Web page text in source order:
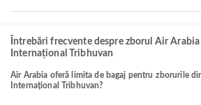
Întrebări frecvente despre zborul Air Arabia
Internațional Tribhuvan
Air Arabia oferă limita de bagaj pentru zborurile
Internațional Tribhuvan?